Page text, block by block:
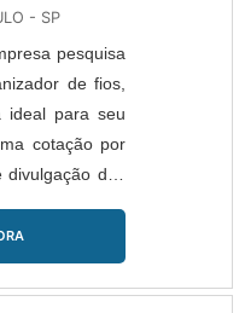
- SP
pesquisa
de fios,
ideal para seu
cotação por
das
seu próprio
o assunto é
de fios, com